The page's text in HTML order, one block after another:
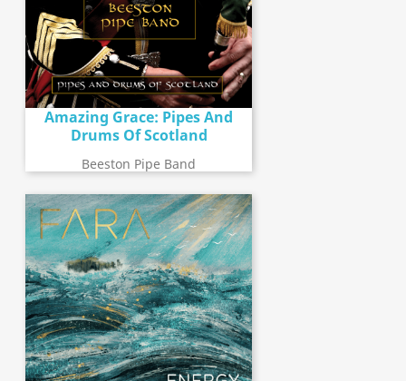
Amazing Grace: Pipes And
Drums Of Scotland
Beeston Pipe Band